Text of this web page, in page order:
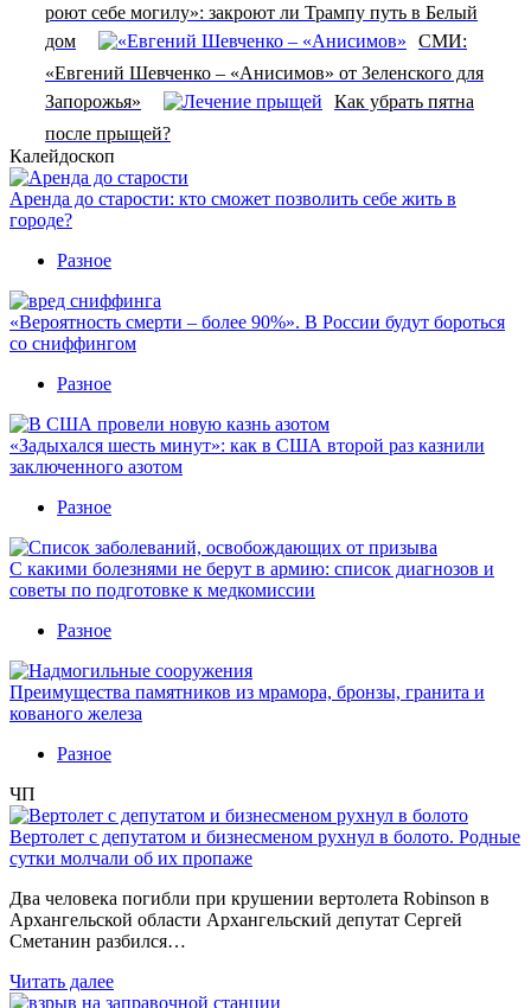
роют себе могилу»: закроют ли Трампу путь в Белый
дом
СМИ:
«Евгений Шевченко – «Анисимов» от Зеленского для
Запорожья»
Как убрать пятна
после прыщей?
Калейдоскоп
Аренда до старости: кто сможет позволить себе жить в
городе?
Разное
«Вероятность смерти – более 90%». В России будут бороться
со сниффингом
Разное
«Задыхался шесть минут»: как в США второй раз казнили
заключенного азотом
Разное
С какими болезнями не берут в армию: список диагнозов и
советы по подготовке к медкомиссии
Разное
Преимущества памятников из мрамора, бронзы, гранита и
кованого железа
Разное
ЧП
Вертолет с депутатом и бизнесменом рухнул в болото. Родные
сутки молчали об их пропаже
Два человека погибли при крушении вертолета Robinson в
Архангельской области Архангельский депутат Сергей
Сметанин разбился…
Читать далее